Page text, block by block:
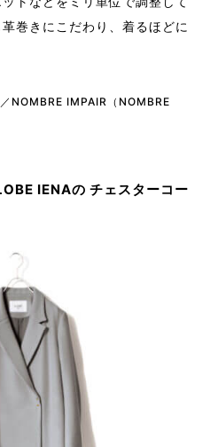
巻きにこだわり、着るほどに
NOMBRE IMPAIR（NOMBRE
IENAの チェスターコー